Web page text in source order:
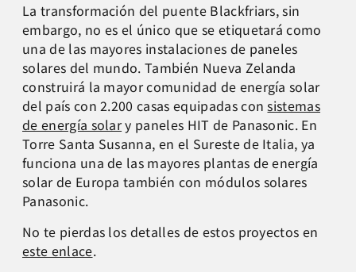
La transformación del puente Blackfriars, sin
embargo, no es el único que se etiquetará como
una de las mayores instalaciones de paneles
solares del mundo. También Nueva Zelanda
construirá la mayor comunidad de energía solar
del país con 2.200 casas equipadas consistemas
de energía solary paneles HIT de Panasonic. En
Torre Santa Susanna, en el Sureste de Italia, ya
funciona una de las mayores plantas de energía
solar de Europa también con módulos solares
Panasonic.
No te pierdas los detalles de estos proyectos en
este enlace.